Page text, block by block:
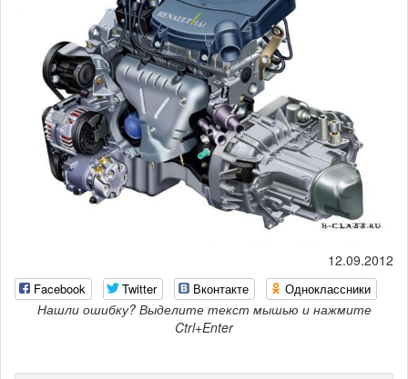
12.09.2012
Facebook Twitter Вконтакте Одноклассники
Нашли ошибку? Выделите текст мышью и нажмите
Ctrl+Enter